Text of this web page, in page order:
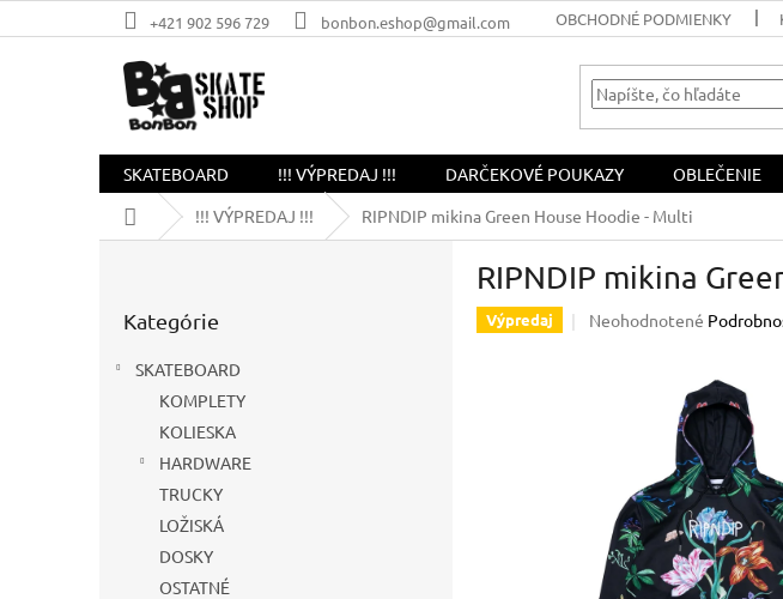
na
+421 902 596 729 bonbon.eshop@gmail.com OBCHODNÉ PODMIENKY
SKATEBOARD !!! VÝPREDAJ !!! DARČEKOVÉ POUKAZY OBLEČENIE
Domov!!! VÝPREDAJ !!! RIPNDIP mikina Green House Hoodie - Multi
kategórie
Kategórie
SKATEBOARD
KOMPLETY
KOLIESKA
HARDWARE
TRUCKY
LOŽISKÁ
DOSKY
OSTATNÉ
RIPNDIP mikina
Výpredaj
Priemerné
hviezdičiek.
Neohodnotené